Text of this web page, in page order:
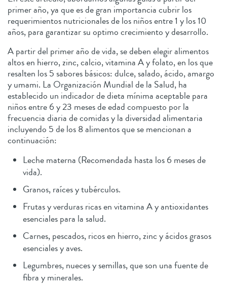
primer año, ya que es de gran importancia cubrir los
requerimientos nutricionales de los niños entre 1 y los 10
años, para garantizar su optimo crecimiento y desarrollo.
A partir del primer año de vida, se deben elegir alimentos
altos en hierro, zinc, calcio, vitamina A y folato, en los que
resalten los 5 sabores básicos: dulce, salado, ácido, amargo
y umami. La Organización Mundial de la Salud, ha
establecido un indicador de dieta mínima aceptable para
niños entre 6 y 23 meses de edad compuesto por la
frecuencia diaria de comidas y la diversidad alimentaria
incluyendo 5 de los 8 alimentos que se mencionan a
continuación:
Leche materna (Recomendada hasta los 6 meses de
vida).
Granos, raíces y tubérculos.
Frutas y verduras ricas en vitamina A y antioxidantes
esenciales para la salud.
Carnes, pescados, ricos en hierro, zinc y ácidos grasos
esenciales y aves.
Legumbres, nueces y semillas, que son una fuente de
fibra y minerales.